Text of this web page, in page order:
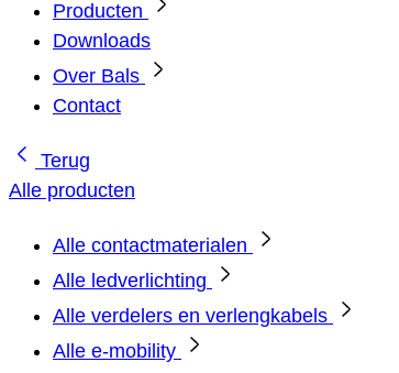
Producten
Downloads
Over Bals
Contact
Terug
Alle producten
Alle contactmaterialen
Alle ledverlichting
Alle verdelers en verlengkabels
Alle e-mobility